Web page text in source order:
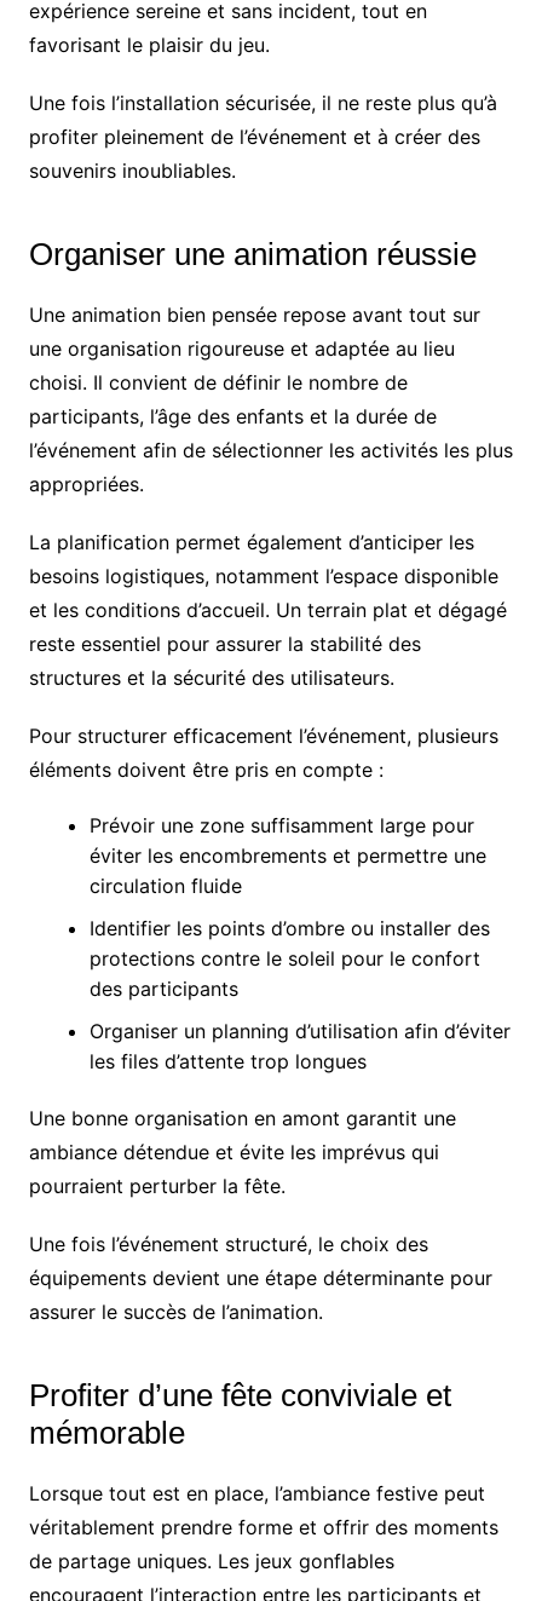
expérience sereine et sans incident, tout en
favorisant le plaisir du jeu.
Une fois l’installation sécurisée, il ne reste plus qu’à
profiter pleinement de l’événement et à créer des
souvenirs inoubliables.
Organiser une animation réussie
Une animation bien pensée repose avant tout sur
une organisation rigoureuse et adaptée au lieu
choisi. Il convient de définir le nombre de
participants, l’âge des enfants et la durée de
l’événement afin de sélectionner les activités les plus
appropriées.
La planification permet également d’anticiper les
besoins logistiques, notamment l’espace disponible
et les conditions d’accueil. Un terrain plat et dégagé
reste essentiel pour assurer la stabilité des
structures et la sécurité des utilisateurs.
Pour structurer efficacement l’événement, plusieurs
éléments doivent être pris en compte :
Prévoir une zone suffisamment large pour
éviter les encombrements et permettre une
circulation fluide
Identifier les points d’ombre ou installer des
protections contre le soleil pour le confort
des participants
Organiser un planning d’utilisation afin d’éviter
les files d’attente trop longues
Une bonne organisation en amont garantit une
ambiance détendue et évite les imprévus qui
pourraient perturber la fête.
Une fois l’événement structuré, le choix des
équipements devient une étape déterminante pour
assurer le succès de l’animation.
Profiter d’une fête conviviale et
mémorable
Lorsque tout est en place, l’ambiance festive peut
véritablement prendre forme et offrir des moments
de partage uniques. Les jeux gonflables
encouragent l’interaction entre les participants et